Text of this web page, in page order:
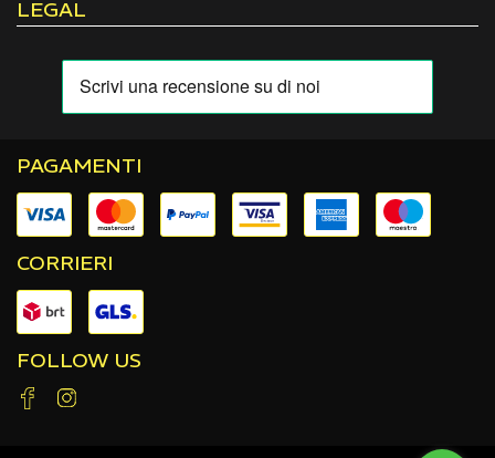
LEGAL
PAGAMENTI
CORRIERI
FOLLOW US